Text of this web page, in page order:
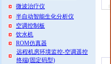
微波治疗仪
半自动智能生化分析仪
空调控制板
饮水机
ROM仿真器
远程机房环境监控-空调遥控
终端(固定码型)